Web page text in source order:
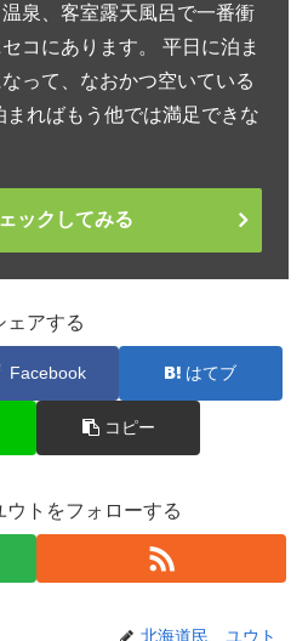
泉、客室露天風呂で一番衝
コにあります。 平日に泊ま
って、なおかつ空いている
ればもう他では満足できな
ックしてみる
ェアする
Facebook はてブ
コピー
ウトをフォローする
北海道民、ユウト